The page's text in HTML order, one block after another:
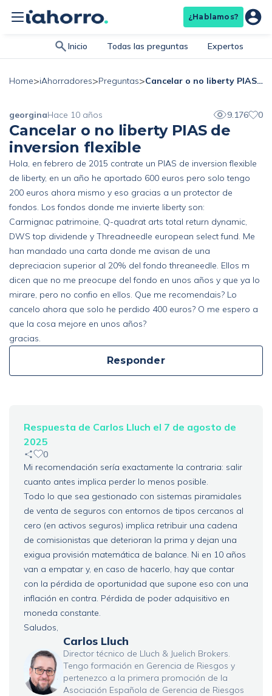
¿Hablamos?
Inicio Todas las preguntas Expertos
Home>iAhorradores>Preguntas> Cancelar o no liberty PIAS de inversion flexible
georginaHace 10 años 9.176 0
Cancelar o no liberty PIAS de
inversion flexible
Hola, en febrero de 2015 contrate un PIAS de inversion flexible
de liberty, en un año he aportado 600 euros pero solo tengo
200 euros ahora mismo y eso gracias a un protector de
fondos. Los fondos donde me invierte liberty son:
Carmignac patrimoine, Q-quadrat arts total return dynamic,
DWS top dividende y Threadneedle european select fund. Me
han mandado una carta donde me avisan de una
depreciacion superior al 20% del fondo threaneedle. Ellos m
dicen que no me preocupe del fondo en unos años y que ya lo
mirare, pero no confio en ellos. Que me recomendais? Lo
cancelo ahora que solo he perdido 400 euros? O me espero a
que la cosa mejore en unos años?
gracias.
Responder
Respuesta de Carlos Lluch el 7 de agosto de
2025
0
Mi recomendación sería exactamente la contraria: salir
cuanto antes implica perder lo menos posible.
Todo lo que sea gestionado con sistemas piramidales
de venta de seguros con entornos de tipos cercanos al
cero (en activos seguros) implica retribuir una cadena
de comisionistas que deterioran la prima y dejan una
exigua provisión matemática de balance. Ni en 10 años
van a empatar y, en caso de hacerlo, hay que contar
con la pérdida de oportunidad que supone eso con una
inflación en contra. Pérdida de poder adquisitivo en
moneda constante.
Saludos,
Carlos Lluch
Director técnico de Lluch & Juelich Brokers.
Tengo formación en Gerencia de Riesgos y
pertenezco a la primera promoción de la
Asociación Española de Gerencia de Riesgos